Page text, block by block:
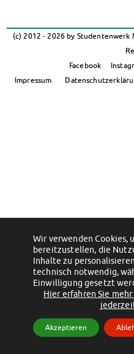
Mensen & Cafeterien
JoGo – Studibar +
Klimabewusst essen
MIT einander – FÜR
Wohnheimtutoren
Schadensmeldung
Wohnen-FAQ
Dokumente
AnsprechpartnerInnen
Soziales & Beratung
(c) 2012 - 2026 by
Facebook
Impressum
Wir verwenden Cookies,
bereitzustellen, die
Inhalte zu
technisch notwendig,
Einwilligung gesetzt
Hier erfahren Sie
Akzeptieren